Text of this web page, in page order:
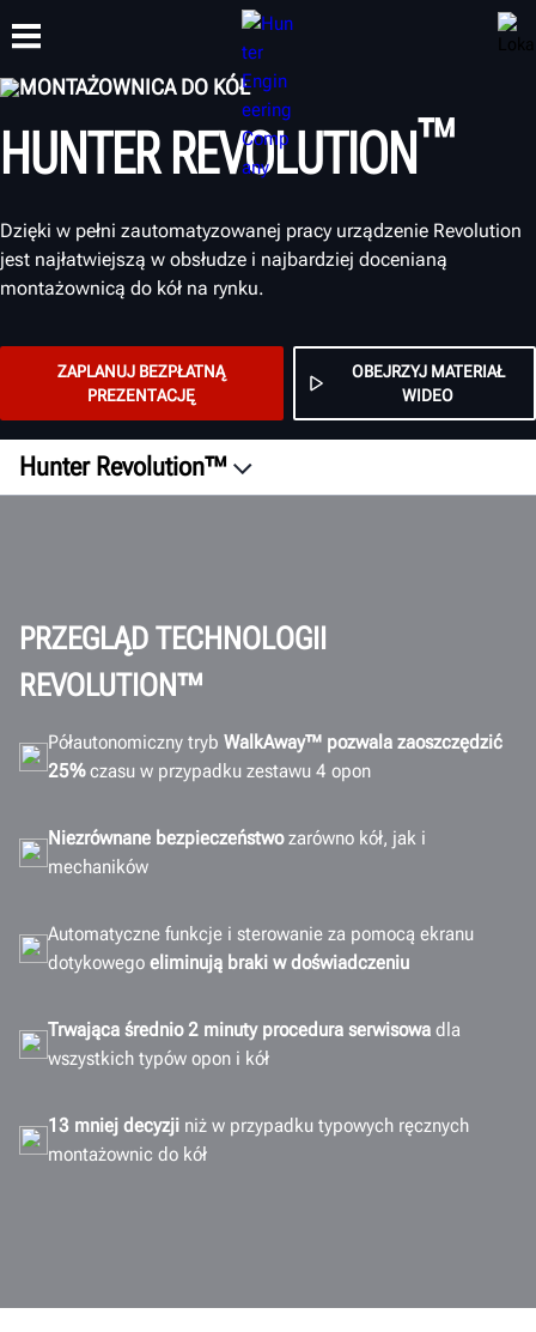
PRODUKTY WSPARCIE
SZKOLENIA
O NAS
MONTAŻOWNICA DO KÓŁ
HUNTER REVOLUTION™
Dzięki w pełni zautomatyzowanej pracy urządzenie Revolution
jest najłatwiejszą w obsłudze i najbardziej docenianą
montażownicą do kół na rynku.
ZAPLANUJ BEZPŁATNĄ
PREZENTACJĘ
OBEJRZYJ MATERIAŁ
WIDEO
Hunter Revolution™
WalkAway™
Obsługa
Łączność
Galeria
Dokumenty
PRZEGLĄD TECHNOLOGII
REVOLUTION™
Półautonomiczny tryb WalkAway™ pozwala zaoszczędzić
25%czasu w przypadku zestawu 4 opon
Niezrównane bezpieczeństwozarówno kół, jak i
mechaników
Automatyczne funkcje i sterowanie za pomocą ekranu
dotykowego eliminują braki w doświadczeniu
Trwająca średnio 2 minuty procedura serwisowa dla
wszystkich typów opon i kół
13 mniej decyzji niż w przypadku typowych ręcznych
montażownic do kół